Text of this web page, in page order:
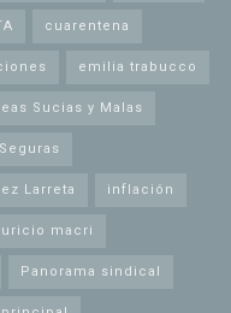
cuarentena
emilia trabucco
Sucias y Malas
Larreta inflación
macri
Panorama sindical